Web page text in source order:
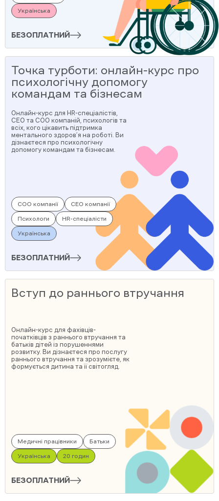
Українська
БЕЗОПЛАТНИЙ
Точка турботи: онлайн-курс про
психологічну допомогу
командам та бізнесам
Онлайн-курс для HR-спеціалістів,
CEO та COO компаній, психологів та
всіх, кого цікавить підтримка
ментального здоров’я на роботі. Ви
дізнаєтеся про психологічну
допомогу командам та бізнесам.
CEO компанії
COO компанії
HR-спеціалісти
Психологи
Українська
БЕЗОПЛАТНИЙ
Вступ до раннього втручання
Онлайн-курс для фахівців-
початківців з раннього втручання та
батьків дітей із порушеннями
розвитку. Ви дізнаєтеся про послугу
раннього втручання та зрозумієте, як
формується дитина та її світогляд.
Батьки
Медичні працівники
20 годин
Українська
БЕЗОПЛАТНИЙ